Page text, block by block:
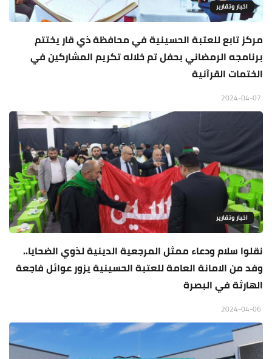
اخبار وتقارير
مركز تابع للعتبة الحسينية في محافظة ذي قار يختتم
برنامجه الرمضاني بحفل تم خلاله تكريم المشاركين في
الختمات القرآنية
اخبار وتقارير
نقلوا سلام ودعاء ممثل المرجعية الدينية لذوي الضحايا..
وفد من الامانة العامة للعتبة الحسينية يزور عوائل فاجعة
الهارثة في البصرة